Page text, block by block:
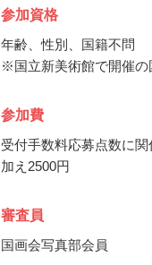
参加資格
年齢、性別、国籍不問
※国立新美術館で開催の
参加費
受付手数料応募点数に
加え2500円
審査員
国画会写真部会員